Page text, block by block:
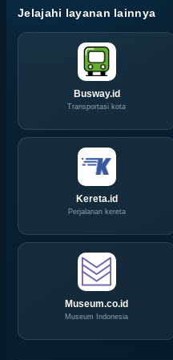
City
Surabaya
Akhir
e-
Commerce
di
IPA
Convex
2026
Jelajahi layanan lainnya
Busway.id
Transportasi kota
Kereta.id
Perjalanan kereta
Museum.co.id
Museum Indonesia